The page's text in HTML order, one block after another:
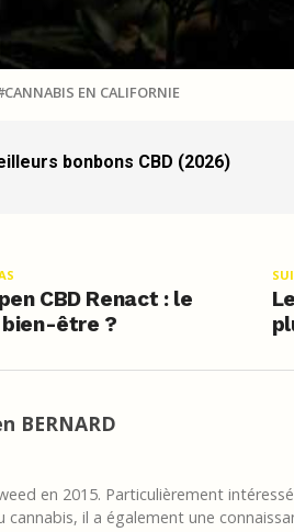
CANNABIS EN CALIFORNIE
bonbons CBD (2026)
CBD Renact : le
être ?
BERNARD
en 2015. Particulièrement
cannabis, il a également une